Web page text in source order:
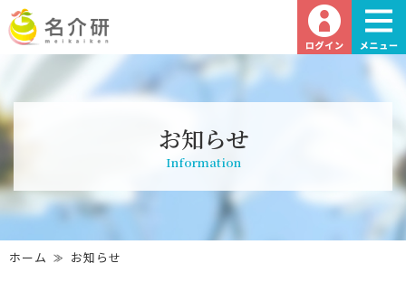
お知らせ
Information
ホーム お知らせ